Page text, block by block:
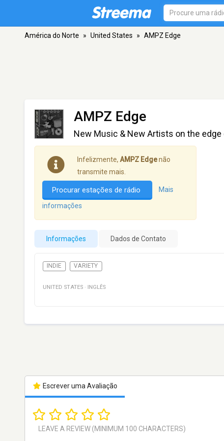
América do Norte » United States » AMPZ Edge
AMPZ Edge
New Music & New Artists on the edge
Infelizmente, AMPZ Edgenão
transmite mais.
Procurar estações de rádio Mais
informações
Informações Dados de Contato
INDIE VARIETY
UNITED STATES · INGLÊS
Escrever uma Avaliação